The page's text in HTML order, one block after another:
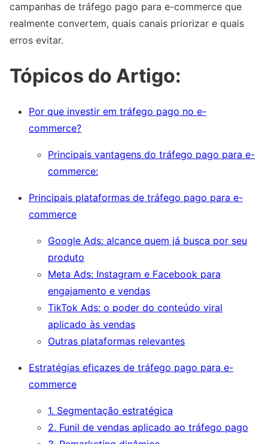
campanhas de tráfego pago para e-commerce que
realmente convertem, quais canais priorizar e quais
erros evitar.
Tópicos do Artigo:
Por que investir em tráfego pago no e-
commerce?
Principais vantagens do tráfego pago para e-
commerce:
Principais plataformas de tráfego pago para e-
commerce
Google Ads: alcance quem já busca por seu
produto
Meta Ads: Instagram e Facebook para
engajamento e vendas
TikTok Ads: o poder do conteúdo viral
aplicado às vendas
Outras plataformas relevantes
Estratégias eficazes de tráfego pago para e-
commerce
1. Segmentação estratégica
2. Funil de vendas aplicado ao tráfego pago